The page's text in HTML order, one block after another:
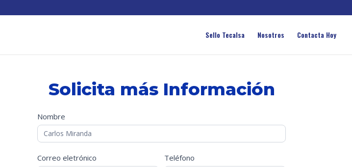
Sello Tecalsa Nosotros Contacta Hoy
Solicita más Información
Formulario
Contacto
Nombre
Correo eletrónico Teléfono
Si
eres
humano,
este